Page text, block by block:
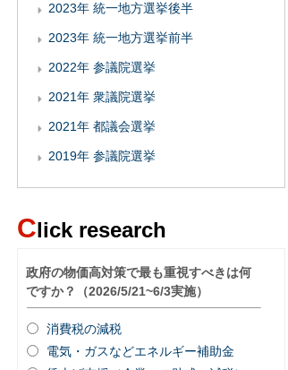
2023年 統一地方選挙後半
2023年 統一地方選挙前半
2022年 参議院選挙
2021年 衆議院選挙
2021年 都議会選挙
2019年 参議院選挙
Click research